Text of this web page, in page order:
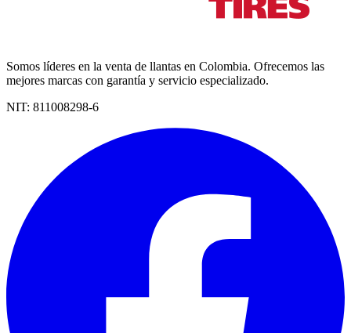
Somos líderes en la venta de llantas en Colombia. Ofrecemos las
mejores marcas con garantía y servicio especializado.
NIT: 811008298-6